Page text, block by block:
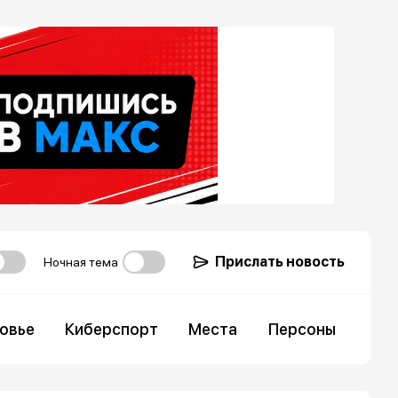
Ночная тема Прислать новость
Киберспорт Места Персоны